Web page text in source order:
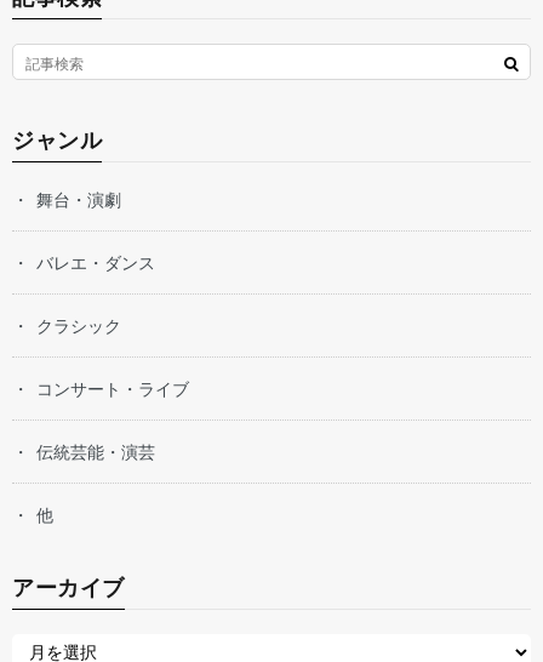
ジャンル
舞台・演劇
バレエ・ダンス
クラシック
コンサート・ライブ
伝統芸能・演芸
他
アーカイブ